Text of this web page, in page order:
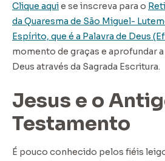
Clique aquie se inscreva para o
da Quaresma de São Miguel-
Espírito, que é a Palavra de Deus (Ef
momento de graças e aprofundar
Deus através da Sagrada Escritura.
Jesus e o
Testamento
É pouco conhecido pelos fiéis